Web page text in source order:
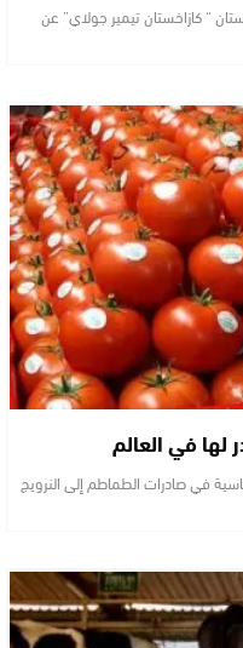
“ كازاخستان تيمير جولاي” عن
في العالم
في صادرات الطماطم إلى النرويج